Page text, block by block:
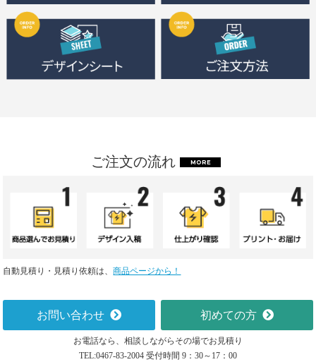
ご注文の流れ MORE
自動見積り・見積り依頼は、商品ページから！
お問い合わせ 初めての方
お電話なら、相談しながらその場でお見積り
TEL:0467-83-2004 受付時間 9：30～17：00